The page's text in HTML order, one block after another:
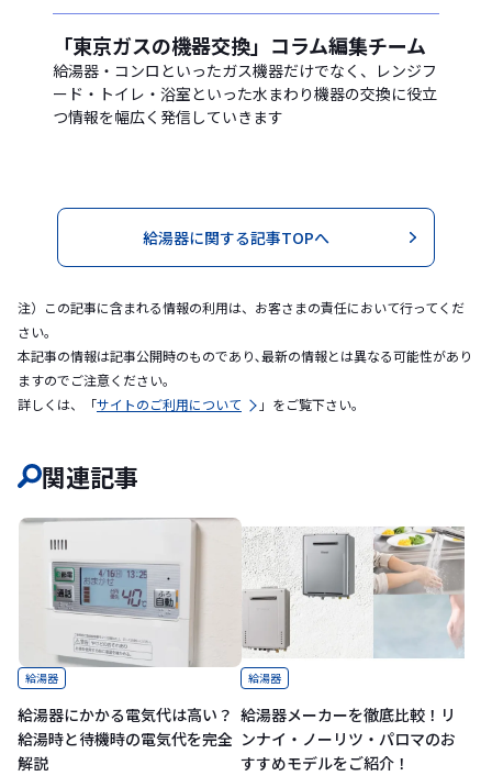
「東京ガスの機器交換」コラム編集チーム
給湯器・コンロといったガス機器だけでなく、レンジフ
ード・トイレ・浴室といった水まわり機器の交換に役立
つ情報を幅広く発信していきます
給湯器に関する記事TOPへ
注）この記事に含まれる情報の利用は、お客さまの責任において行ってくだ
さい。
本記事の情報は記事公開時のものであり､最新の情報とは異なる可能性があり
ますのでご注意ください｡
詳しくは、「サイトのご利用について 」をご覧下さい。
関連記事
給湯器
給湯器にかかる電気代は高い？
給湯時と待機時の電気代を完全
解説
給湯器
給湯器メーカーを徹底比較！リ
ンナイ・ノーリツ・パロマのお
すすめモデルをご紹介！